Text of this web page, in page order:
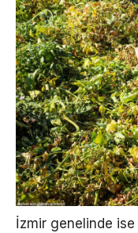
İzmir genelinde ise